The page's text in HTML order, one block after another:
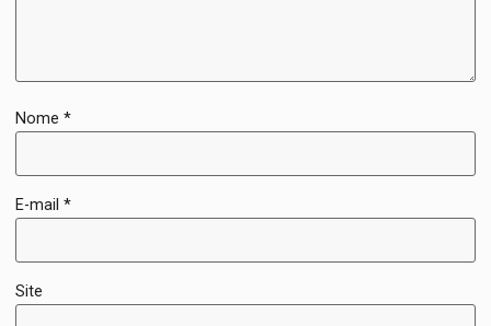
Nome*
E-mail*
Site